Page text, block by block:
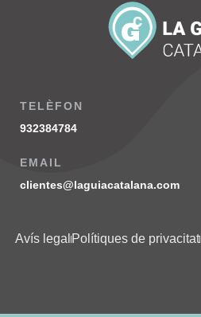
TELÈFON
932384784
EMAIL
clientes@laguiacatalana.com
Avís legal Polítiques de privacitat